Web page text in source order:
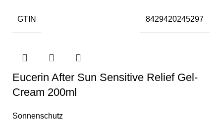
GTIN 8429420245297
Eucerin After Sun Sensitive Relief Gel-
Cream 200ml
Sonnenschutz